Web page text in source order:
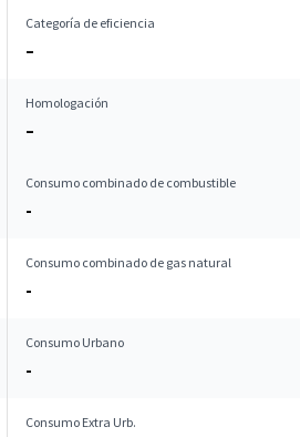
Categoría de eficiencia
–
Homologación
–
Consumo combinado de combustible
-
Consumo combinado de gas natural
-
Consumo Urbano
-
Consumo Extra Urb.